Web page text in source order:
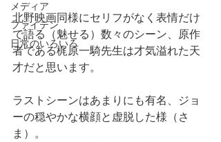
メディア
ファイテン
日常のいろいろ
北野映画同様にセリフがなく表情だけ
で語る（魅せる）数々のシーン、原作
者である梶原一騎先生は才気溢れた天
才だと思います。
ラストシーンはあまりにも有名、ジョ
ーの穏やかな横顔と虚脱した様（さ
ま）。